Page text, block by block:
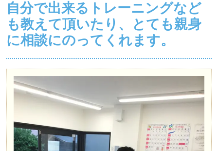
自分で出来るトレーニングなど
も教えて頂いたり、とても親身
に相談にのってくれます。